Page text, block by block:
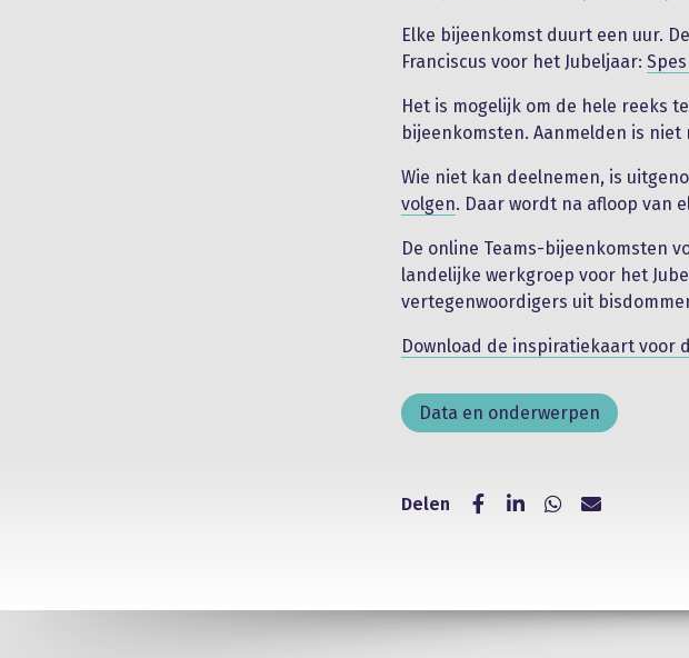
Elke bijeenkomst duurt een uur.
Franciscus voor het Jubeljaar:
Het is mogelijk om de hele reeks
bijeenkomsten. Aanmelden is niet
Wie niet kan deelnemen, is
volgen. Daar wordt na afloop van
De online Teams-bijeenkomsten
landelijke werkgroep voor het
vertegenwoordigers uit
Download de inspiratiekaart voor
Data en onderwerpen
Delen